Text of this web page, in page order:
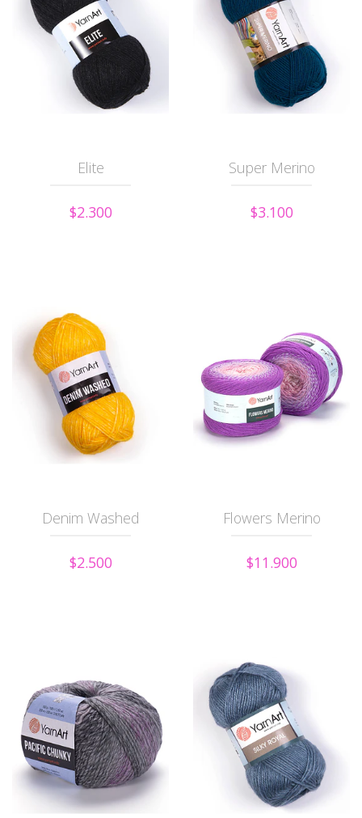
Elite
$2.300
Super Merino
$3.100
Denim Washed
$2.500
Flowers Merino
$11.900